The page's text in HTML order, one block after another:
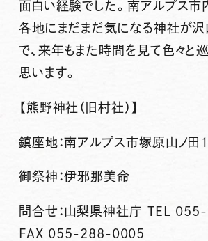
面白い経験でした。南アルプス市
各地にまだまだ気になる神社が沢
で、来年もまた時間を見て色々と
思います。
【熊野神社（旧村社）】
鎮座地：南アルプス市塚原山ノ田
御祭神：伊邪那美命
問合せ：山梨県神社庁 TEL
FAX 055-288-0005